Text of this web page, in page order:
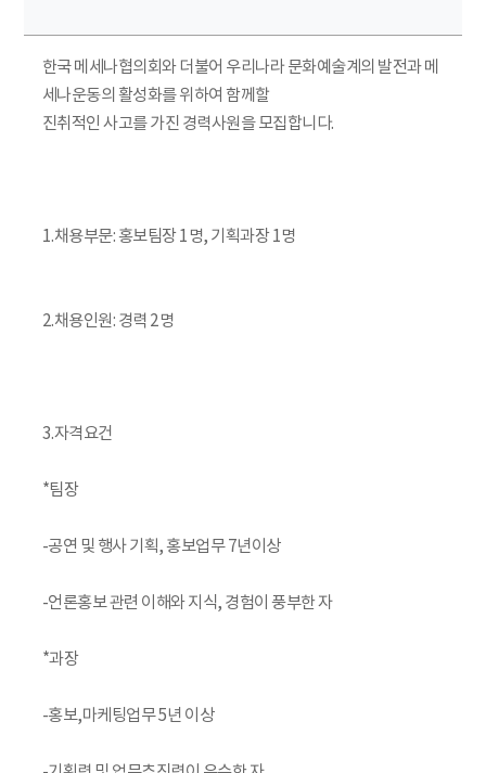
한국 메세나협의회와 더불어 우리나라 문화예술계의 발전과 메
세나운동의 활성화를 위하여 함께할
진취적인 사고를 가진 경력사원을 모집합니다.
1.채용부문: 홍보팀장 1명, 기획과장 1명
2.채용인원: 경력 2명
3.자격요건
*팀장
-공연 및 행사 기획, 홍보업무 7년이상
-언론홍보 관련 이해와 지식, 경험이 풍부한 자
*과장
-홍보,마케팅업무 5년 이상